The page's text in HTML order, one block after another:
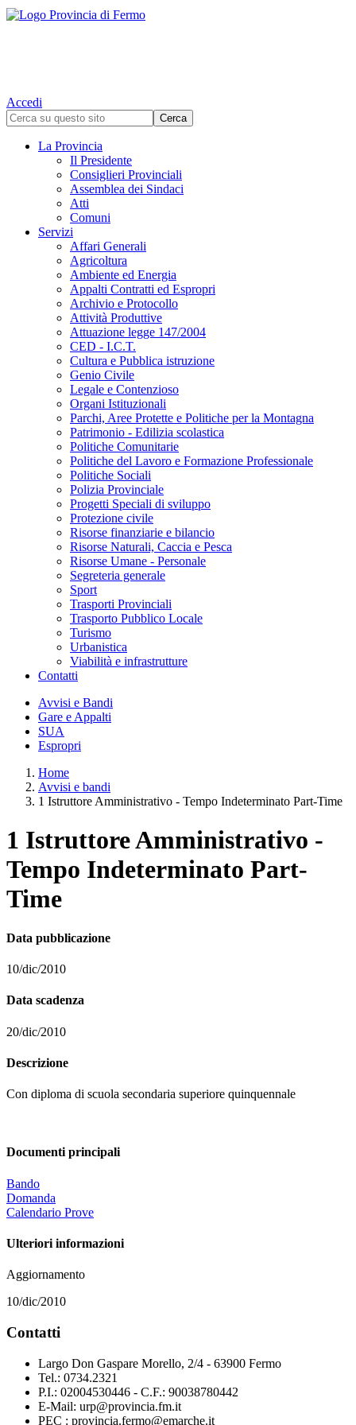
Accedi
La Provincia
Il Presidente
Consiglieri Provinciali
Assemblea dei Sindaci
Atti
Comuni
Servizi
Affari Generali
Agricoltura
Ambiente ed Energia
Appalti Contratti ed Espropri
Archivio e Protocollo
Attività Produttive
Attuazione legge 147/2004
CED - I.C.T.
Cultura e Pubblica istruzione
Genio Civile
Legale e Contenzioso
Organi Istituzionali
Parchi, Aree Protette e Politiche per la Montagna
Patrimonio - Edilizia scolastica
Politiche Comunitarie
Politiche del Lavoro e Formazione Professionale
Politiche Sociali
Polizia Provinciale
Progetti Speciali di sviluppo
Protezione civile
Risorse finanziarie e bilancio
Risorse Naturali, Caccia e Pesca
Risorse Umane - Personale
Segreteria generale
Sport
Trasporti Provinciali
Trasporto Pubblico Locale
Turismo
Urbanistica
Viabilità e infrastrutture
Contatti
Avvisi e Bandi
Gare e Appalti
SUA
Espropri
Home
Avvisi e bandi
1 Istruttore Amministrativo - Tempo Indeterminato Part-Time
1 Istruttore Amministrativo -
Tempo Indeterminato Part-
Time
Data pubblicazione
10/dic/2010
Data scadenza
20/dic/2010
Descrizione
Con diploma di scuola secondaria superiore quinquennale
Documenti principali
Bando
Domanda
Calendario Prove
Ulteriori informazioni
Aggiornamento
10/dic/2010
Contatti
Largo Don Gaspare Morello, 2/4 - 63900 Fermo
Tel.: 0734.2321
P.I.: 02004530446 - C.F.: 90038780442
E-Mail: urp@provincia.fm.it
PEC : provincia.fermo@emarche.it